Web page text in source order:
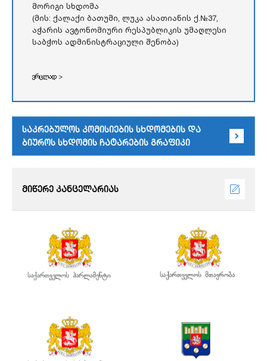
მორიგი სხდომა
(მის: ქალაქი ბათუმი, ლუკა ასათიანის ქ.№37,
აჭარის ავტონომიური რესპუბლიკის უმაღლესი
საბჭოს ადმინისტრაციული შენობა)
ვრცლად >
საკრებულოს კომისიების სხდომების და
ბიუროს სხდომის ჩატარების გრაფიკი
მიწერე კანცელარიას